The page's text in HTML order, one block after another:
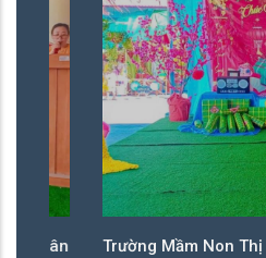
Trường Mầm Non Thị Trấn